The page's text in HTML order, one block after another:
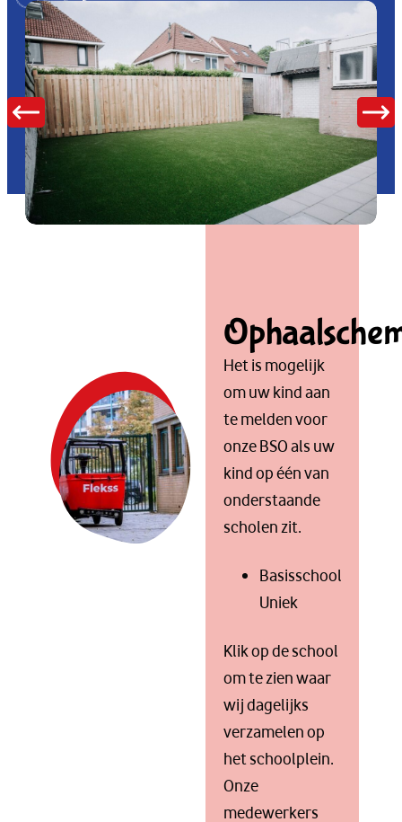
Het is mogelijk
om uw kind aan
te melden voor
onze BSO als uw
kind op één van
onderstaande
scholen zit.
Basisschool
Uniek
Klik op de school
om te zien waar
wij dagelijks
verzamelen op
het schoolplein.
Onze
medewerkers